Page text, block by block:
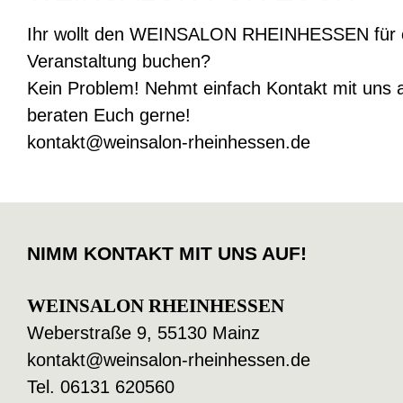
Ihr wollt den WEINSALON RHEINHESSEN für
Veranstaltung buchen?
Kein Problem! Nehmt einfach Kontakt mit uns
beraten Euch gerne!
kontakt@weinsalon-rheinhessen.de
NIMM KONTAKT MIT UNS AUF!
WEINSALON RHEINHESSEN
Weberstraße 9, 55130 Mainz
kontakt@weinsalon-rheinhessen.de
Tel. 06131 620560